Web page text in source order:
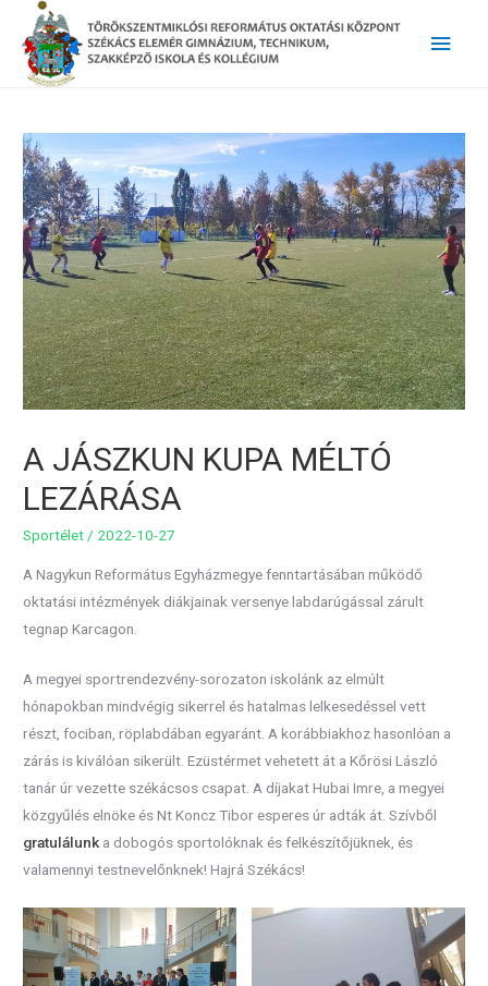
Main
A JÁSZKUN KUPA MÉLTÓ
LEZÁRÁSA
Sportélet / 2022-10-27
A Nagykun Református Egyházmegye fenntartásában működő
oktatási intézmények diákjainak versenye labdarúgással zárult
tegnap Karcagon.
A megyei sportrendezvény-sorozaton iskolánk az elmúlt
hónapokban mindvégig sikerrel és hatalmas lelkesedéssel vett
részt, fociban, röplabdában egyaránt. A korábbiakhoz hasonlóan a
zárás is kiválóan sikerült. Ezüstérmet vehetett át a Kőrösi László
tanár úr vezette székácsos csapat. A díjakat Hubai Imre, a megyei
közgyűlés elnöke és Nt Koncz Tibor esperes úr adták át. Szívből
gratulálunk a dobogós sportolóknak és felkészítőjüknek, és
valamennyi testnevelőnknek! Hajrá Székács!